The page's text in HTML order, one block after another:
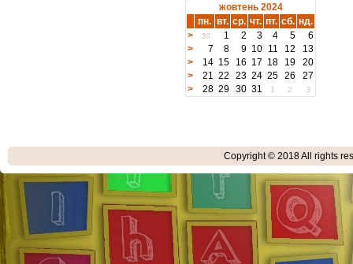
жовтень 2024
пн. вт. ср. чт. пт. сб. нд.
>
30 1 2 3 4 5
6
>
7 8 9 10 11 12
13
>
14 15 16 17 18 19
20
>
21 22 23 24 25 26
27
>
28 29 30 31 1 2 3
Copyright © 2018All rights